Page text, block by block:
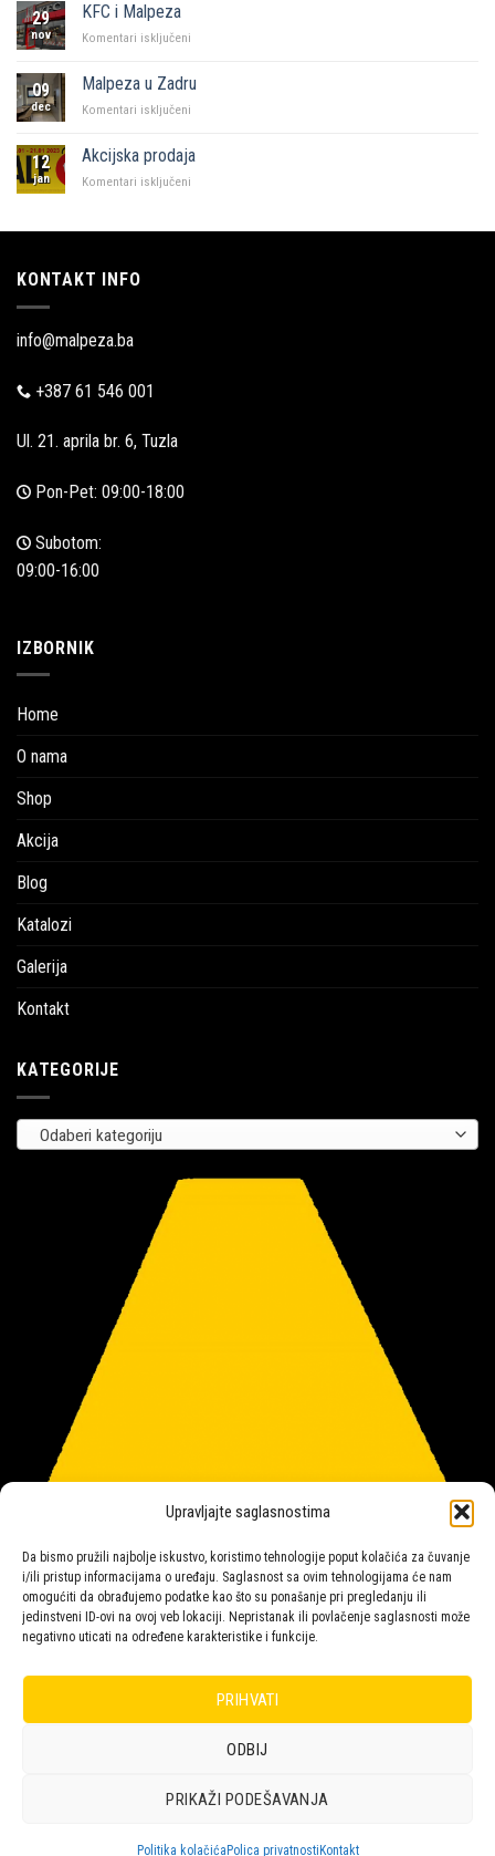
Upravljajte saglasnostima
Da bismo pružili najbolje iskustvo, koristimo tehnologije poput kolačića za čuvanje
i/ili pristup informacijama o uređaju. Saglasnost sa ovim tehnologijama će nam
omogućiti da obrađujemo podatke kao što su ponašanje pri pregledanju ili
jedinstveni ID-ovi na ovoj veb lokaciji. Nepristanak ili povlačenje saglasnosti može
negativno uticati na određene karakteristike i funkcije.
PRIHVATI
ODBIJ
PRIKAŽI PODEŠAVANJA
Politika kolačića Polica privatnosti Kontakt
29
nov
KFC i Malpeza
Komentari isključeni
Malpeza
09
dec
Malpeza u Zadru
Komentari isključeni
Zadru
12
jan
Akcijska prodaja
Komentari isključeni
KONTAKT INFO
info@malpeza.ba
+387 61 546 001
Ul. 21. aprila br. 6, Tuzla
Pon-Pet: 09:00-18:00
Subotom:
09:00-16:00
IZBORNIK
Home
O nama
Shop
Akcija
Blog
Katalozi
Galerija
Kontakt
KATEGORIJE
Odaberi kategoriju